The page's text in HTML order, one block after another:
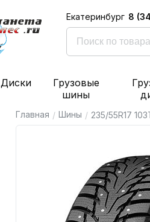
Екатеринбург 8
Диски
Грузовые
шины
Главная / Шины / 235/55R17